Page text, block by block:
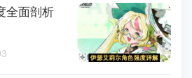
全面剖析